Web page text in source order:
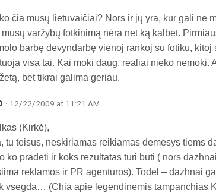
čia mūsų lietuvaičiai? Nors ir jų yra, kur gali ne
varžybų fotkinimą nėra net ką kalbėt.
barbę devyndarbę vienoj rankoj su fotiku, kitoj
visa tai. Kai moki daug, realiai nieko nemoki.
bet tikrai galima geriau.
· 12/22/2009 at 11:21 AM
(Kirkė),
tu teisus, neskiriamas reikiamas demesys tiems
ko pradeti ir koks rezultatas turi buti ( nors
reklamos ir PR agenturos). Todel – dazhnai
vsegda… (Chia apie legendinemis tampanchias